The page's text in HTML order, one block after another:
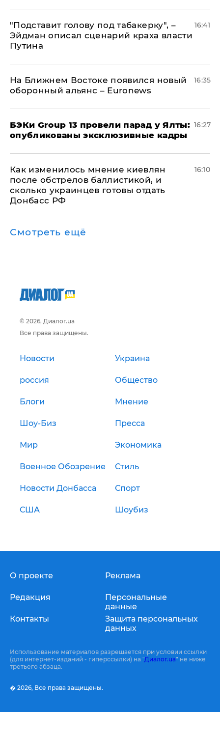
​"Подставит голову под табакерку", –
Эйдман описал сценарий краха власти
Путина
16:41
На Ближнем Востоке появился новый
оборонный альянс – Euronews
16:35
​БЭКи Group 13 провели парад у Ялты:
опубликованы эксклюзивные кадры
16:27
Как изменилось мнение киевлян
после обстрелов баллистикой, и
сколько украинцев готовы отдать
Донбасс РФ
16:10
Смотреть ещё
© 2026, Диалог.ua
Все права защищены.
Новости Украина
россия Общество
Блоги Мнение
Шоу-Биз Пресса
Мир Экономика
Военное Обозрение Стиль
Новости Донбасса Спорт
США Шоубиз
О проекте
Редакция
Контакты
Реклама
Персональные
данные
Защита персональных
данных
Использование материалов разрешается при условии ссылки
(для интернет-изданий - гиперссылки) на "Диалог.ua" не ниже
третьего абзаца.
� 2026, Все права защищены.